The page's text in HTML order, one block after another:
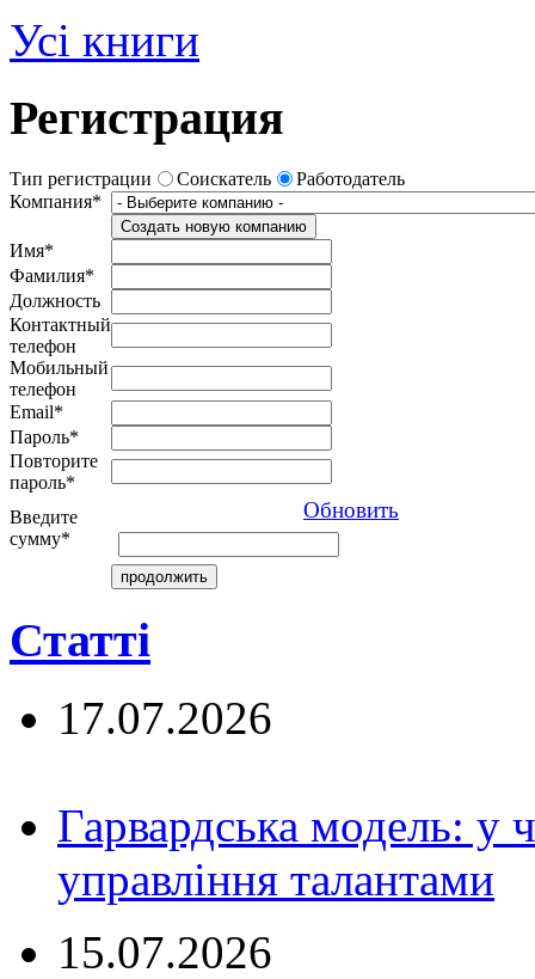
Усі книги
Регистрация
Тип регистрации Соискатель
Работодатель
Компания*
Создать новую компанию
Имя*
Фамилия*
Должность
Контактный
телефон
Мобильный
телефон
Email*
Пароль*
Повторите
пароль*
Введите
сумму*
Обновить
Статті
17.07.2026
Гарвардська модель: у
управління талантами
15.07.2026